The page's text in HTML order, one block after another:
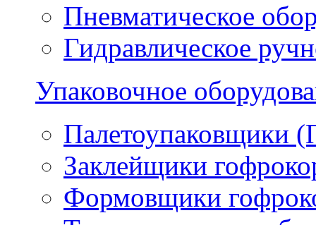
Пневматическое
Гидравлическое
Упаковочное
Палетоупаковщики
Заклейщики
Формовщики